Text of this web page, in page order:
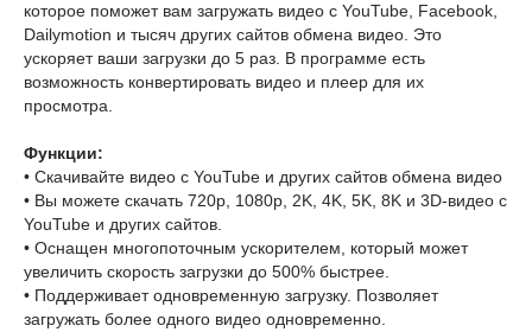
которое поможет вам загружать видео с YouTube, Facebook,
Dailymotion и тысяч других сайтов обмена видео. Это
ускоряет ваши загрузки до 5 раз. В программе есть
возможность конвертировать видео и плеер для их
просмотра.
Функции:
• Скачивайте видео с YouTube и других сайтов обмена видео
• Вы можете скачать 720p, 1080p, 2K, 4K, 5K, 8K и 3D-видео с
YouTube и других сайтов.
• Оснащен многопоточным ускорителем, который может
увеличить скорость загрузки до 500% быстрее.
• Поддерживает одновременную загрузку. Позволяет
загружать более одного видео одновременно.